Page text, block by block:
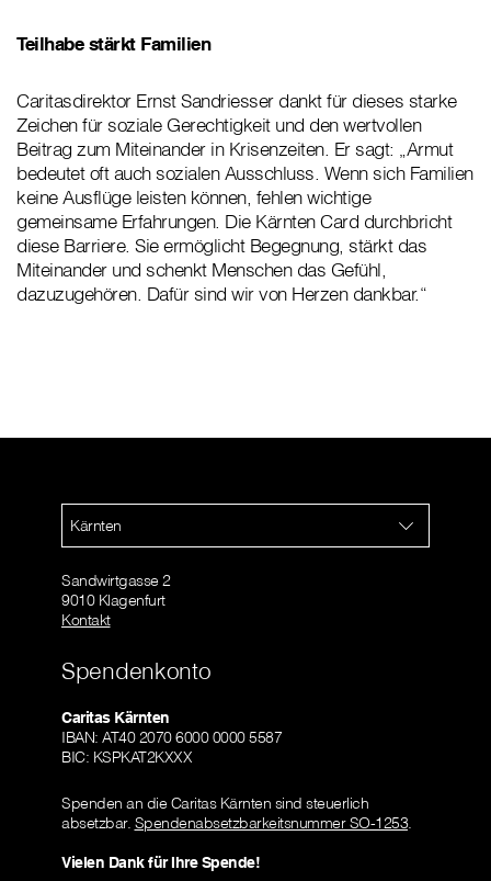
Teilhabe stärkt Familien
Caritasdirektor Ernst Sandriesser dankt für dieses starke
Zeichen für soziale Gerechtigkeit und den wertvollen
Beitrag zum Miteinander in Krisenzeiten. Er sagt: „Armut
bedeutet oft auch sozialen Ausschluss. Wenn sich Familien
keine Ausflüge leisten können, fehlen wichtige
gemeinsame Erfahrungen. Die Kärnten Card durchbricht
diese Barriere. Sie ermöglicht Begegnung, stärkt das
Miteinander und schenkt Menschen das Gefühl,
dazuzugehören. Dafür sind wir von Herzen dankbar.“
Kärnten
Sandwirtgasse 2
9010 Klagenfurt
Kontakt
Spendenkonto
Caritas Kärnten
IBAN: AT40 2070 6000 0000 5587
BIC: KSPKAT2KXXX
Spenden an die Caritas Kärnten sind steuerlich
absetzbar. Spendenabsetzbarkeitsnummer SO-1253.
Vielen Dank für Ihre Spende!